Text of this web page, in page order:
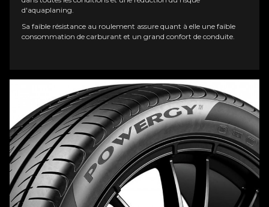
d'aquaplaning.
Sa faible résistance au roulement assure quant à elle une faible
consommation de carburant et un grand confort de conduite.